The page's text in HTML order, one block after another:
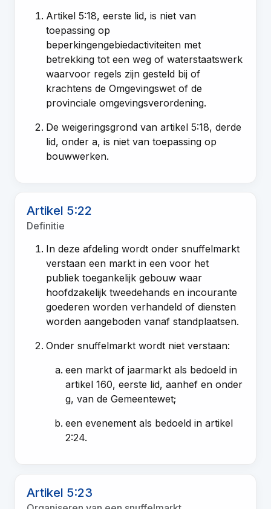
Artikel 5:18, eerste lid, is niet van
toepassing op
beperkingengebiedactiviteiten met
betrekking tot een weg of waterstaatswerk
waarvoor regels zijn gesteld bij of
krachtens de Omgevingswet of de
provinciale omgevingsverordening.
De weigeringsgrond van artikel 5:18, derde
lid, onder a, is niet van toepassing op
bouwwerken.
Artikel 5:22
Definitie
In deze afdeling wordt onder snuffelmarkt
verstaan een markt in een voor het
publiek toegankelijk gebouw waar
hoofdzakelijk tweedehands en incourante
goederen worden verhandeld of diensten
worden aangeboden vanaf standplaatsen.
Onder snuffelmarkt wordt niet verstaan:
een markt of jaarmarkt als bedoeld in
artikel 160, eerste lid, aanhef en onder
g, van de Gemeentewet;
een evenement als bedoeld in artikel
2:24.
Artikel 5:23